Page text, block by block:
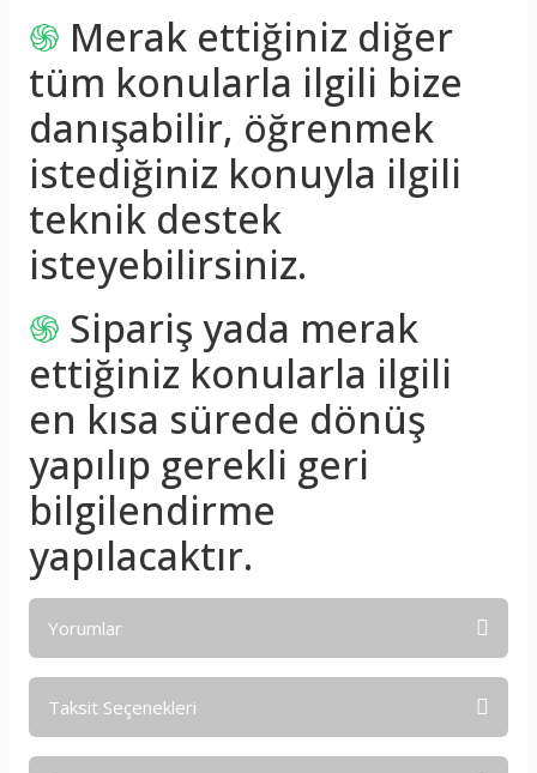
֍ Merak ettiğiniz diğer
tüm konularla ilgili bize
danışabilir, öğrenmek
istediğiniz konuyla ilgili
teknik destek
isteyebilirsiniz.
֍ Sipariş yada merak
ettiğiniz konularla ilgili
en kısa sürede dönüş
yapılıp gerekli geri
bilgilendirme
yapılacaktır.
Yorumlar
Taksit Seçenekleri